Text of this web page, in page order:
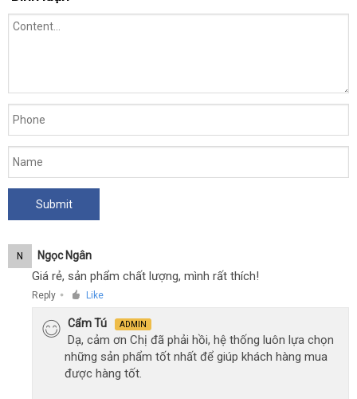
N Ngọc Ngân
Giá rẻ, sản phẩm chất lượng, mình rất thích!
Reply ● Like
Cẩm Tú ADMIN
Dạ, cảm ơn Chị đã phải hồi, hệ thống luôn lựa chọn
những sản phẩm tốt nhất để giúp khách hàng mua
được hàng tốt.